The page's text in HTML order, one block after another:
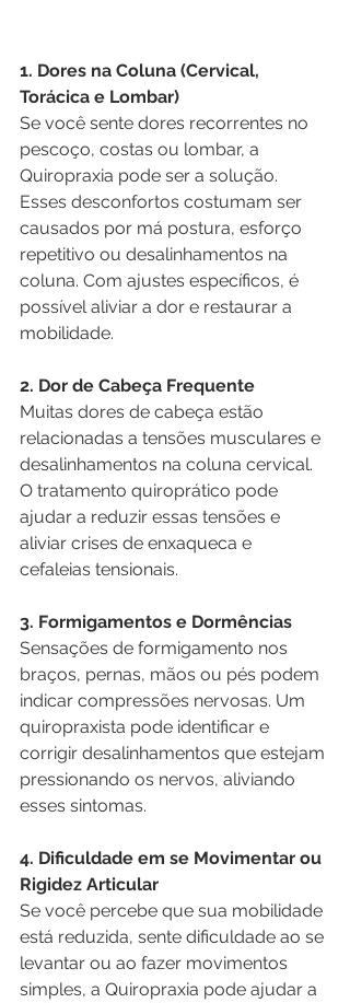
1. Dores na Coluna (Cervical,
Torácica e Lombar)
Se você sente dores recorrentes no
pescoço, costas ou lombar, a
Quiropraxia pode ser a solução.
Esses desconfortos costumam ser
causados por má postura, esforço
repetitivo ou desalinhamentos na
coluna. Com ajustes específicos, é
possível aliviar a dor e restaurar a
mobilidade.
2. Dor de Cabeça Frequente
Muitas dores de cabeça estão
relacionadas a tensões musculares e
desalinhamentos na coluna cervical.
O tratamento quiroprático pode
ajudar a reduzir essas tensões e
aliviar crises de enxaqueca e
cefaleias tensionais.
3. Formigamentos e Dormências
Sensações de formigamento nos
braços, pernas, mãos ou pés podem
indicar compressões nervosas. Um
quiropraxista pode identificar e
corrigir desalinhamentos que estejam
pressionando os nervos, aliviando
esses sintomas.
4. Dificuldade em se Movimentar ou
Rigidez Articular
Se você percebe que sua mobilidade
está reduzida, sente dificuldade ao se
levantar ou ao fazer movimentos
simples, a Quiropraxia pode ajudar a